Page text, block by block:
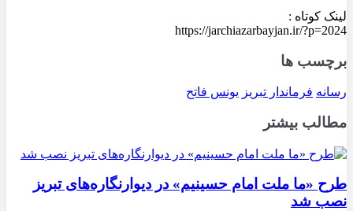
لینک کوتاه :
https://jarchiazarbayjan.ir/?p=2024
برچسب ها
رسانه فرماندار تبریز یونس فاتح
مطالب بیشتر
طرح «ما ملت امام حسینیم» در دیوارنگاره‌های تبریز
نصب شد